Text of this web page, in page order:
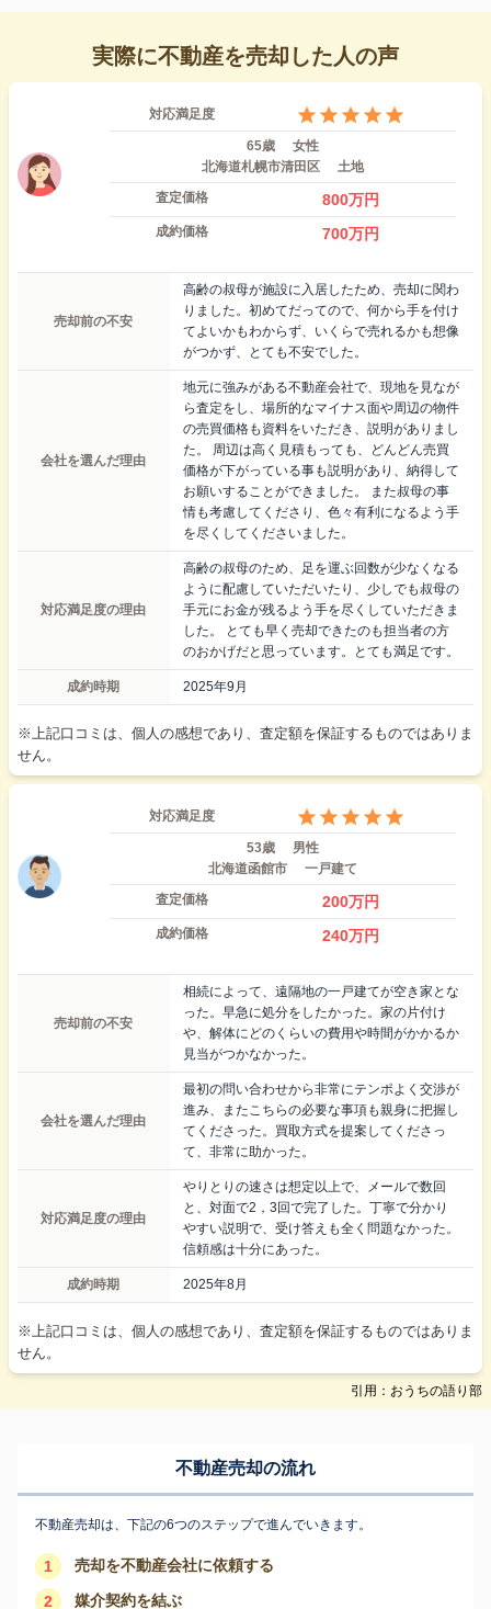
実際に不動産を売却した人の声
対応満足度
65歳
女性
北海道札幌市清田区
土地
査定価格
800万円
成約価格 700万円
売却前の不安
高齢の叔母が施設に入居したため、売却に関わ
りました。初めてだってので、何から手を付け
てよいかもわからず、いくらで売れるかも想像
がつかず、とても不安でした。
会社を選んだ理由
地元に強みがある不動産会社で、現地を見なが
ら査定をし、場所的なマイナス面や周辺の物件
の売買価格も資料をいただき、説明がありまし
た。 周辺は高く見積もっても、どんどん売買
価格が下がっている事も説明があり、納得して
お願いすることができました。 また叔母の事
情も考慮してくださり、色々有利になるよう手
を尽くしてくださいました。
対応満足度の理由
高齢の叔母のため、足を運ぶ回数が少なくなる
ように配慮していただいたり、少しでも叔母の
手元にお金が残るよう手を尽くしていただきま
した。 とても早く売却できたのも担当者の方
のおかげだと思っています。とても満足です。
成約時期 2025年9月
※上記口コミは、個人の感想であり、査定額を保証するものではありま
せん。
対応満足度
53歳
男性
北海道函館市
一戸建て
査定価格
200万円
成約価格 240万円
売却前の不安
相続によって、遠隔地の一戸建てが空き家とな
った。早急に処分をしたかった。家の片付け
や、解体にどのくらいの費用や時間がかかるか
見当がつかなかった。
会社を選んだ理由
最初の問い合わせから非常にテンポよく交渉が
進み、またこちらの必要な事項も親身に把握し
てくださった。買取方式を提案してくださっ
て、非常に助かった。
対応満足度の理由
やりとりの速さは想定以上で、メールで数回
と、対面で2，3回で完了した。丁寧で分かり
やすい説明で、受け答えも全く問題なかった。
信頼感は十分にあった。
成約時期 2025年8月
※上記口コミは、個人の感想であり、査定額を保証するものではありま
せん。
引用：おうちの語り部
不動産売却の流れ
不動産売却は、下記の6つのステップで進んでいきます。
1 売却を不動産会社に依頼する
2 媒介契約を結ぶ